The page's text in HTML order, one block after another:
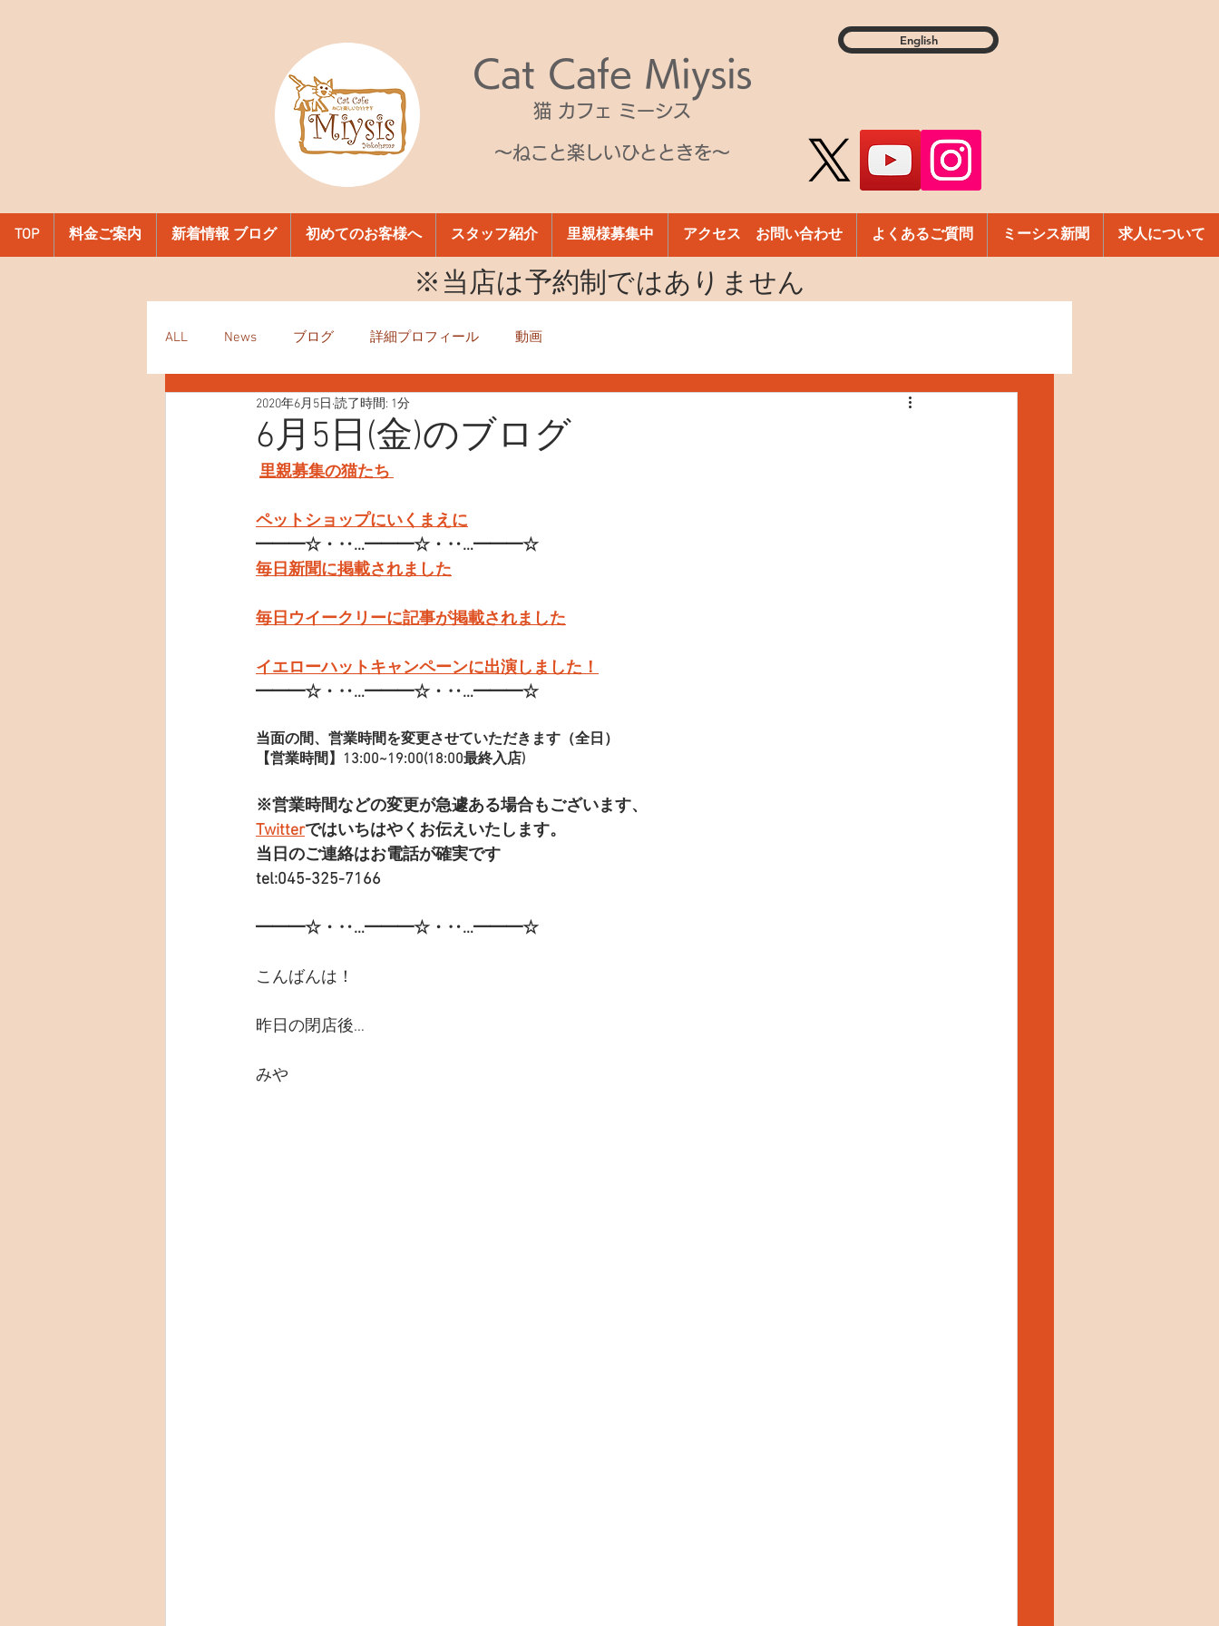
Cat Cafe Miysis
猫 カフェ ミーシス
～ねこと楽しいひとときを～
English
TOP 料金ご案内 新着情報 ブログ 初めてのお客様へ スタッフ紹介 里親様募集中 アクセス お問い合わせ よくあるご質問 ミーシス新聞 求人について
​※当店は予約制ではありません
ALL News ブログ 詳細プロフィール 動画
6月5日(金)のブログ
2020年6月5日 読了時間: 1分
里親募集の猫たち
ペットショップにいくまえに
━━━☆・‥…━━━☆・‥…━━━☆
毎日新聞に掲載されました
毎日ウイークリーに記事が掲載されました
イエローハットキャンペーンに出演しました！
━━━☆・‥…━━━☆・‥…━━━☆
当面の間、営業時間を変更させていただきます（全日）
【営業時間】13:00~19:00(18:00最終入店)
※営業時間などの変更が急遽ある場合もございます、
Twitterではいちはやくお伝えいたします。
当日のご連絡はお電話が確実です
tel:045-325-7166
━━━☆・‥…━━━☆・‥…━━━☆
こんばんは！
昨日の閉店後…
みや